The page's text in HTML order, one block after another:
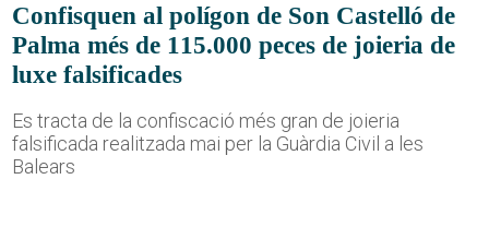
Confisquen al polígon de Son Castelló de
Palma més de 115.000 peces de joieria de
luxe falsificades
Es tracta de la confiscació més gran de joieria
falsificada realitzada mai per la Guàrdia Civil a les
Balears